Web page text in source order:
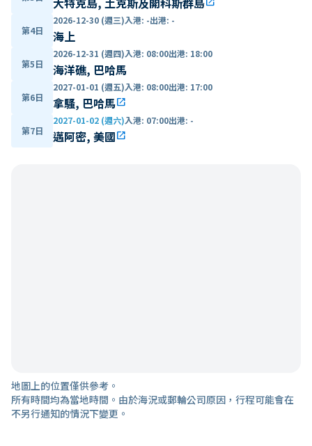
第4日
2026-12-30 (週三)入港: -出港: -
海上
第5日
2026-12-31 (週四)入港: 08:00出港: 18:00
海洋礁, 巴哈馬
第6日
2027-01-01 (週五)入港: 08:00出港: 17:00
拿騷, 巴哈馬open_in_new
第7日
2027-01-02 (週六)入港: 07:00出港: -
邁阿密, 美國open_in_new
地圖上的位置僅供參考。
所有時間均為當地時間。由於海況或郵輪公司原因，行程可能會在
不另行通知的情況下變更。